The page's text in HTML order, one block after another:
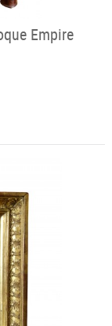
Empire